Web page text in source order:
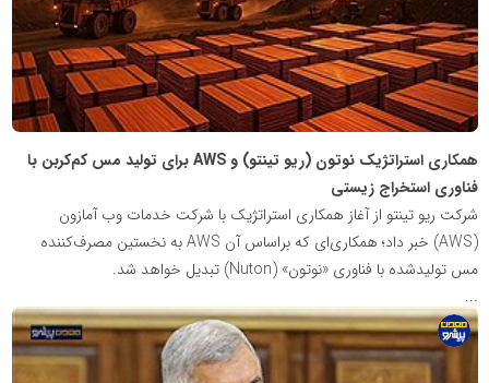
همکاری استراتژیک نوتون (ریو تینتو) و AWS برای تولید مس کم‌کربن با
فناوری استخراج زیستی
شرکت ریو تینتو از آغاز همکاری استراتژیک با شرکت خدمات وب آمازون
(AWS) خبر داد؛ همکاری‌ای که براساس آن AWS به نخستین مصرف‌کننده
مس تولیدشده با فناوری «نوتون» (Nuton) تبدیل خواهد شد.
...
پایگاه